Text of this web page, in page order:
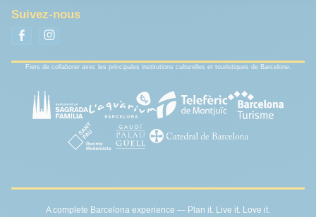
Suivez-nous
Fiers de collaborer avec les principales institutions culturelles et touristiques de Barcelone.
A complete Barcelona experience — Plan it. Live it. Love it.